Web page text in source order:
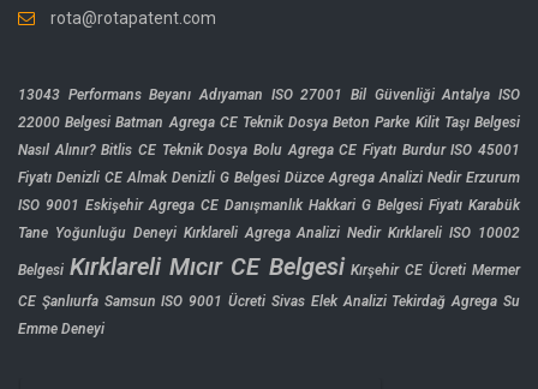
rota@rotapatent.com
13043 Performans Beyanı Adıyaman ISO 27001 Bil Güvenliği Antalya ISO
22000 Belgesi Batman Agrega CE Teknik Dosya Beton Parke Kilit Taşı Belgesi
Nasıl Alınır? Bitlis CE Teknik Dosya Bolu Agrega CE Fiyatı Burdur ISO 45001
Fiyatı Denizli CE Almak Denizli G Belgesi Düzce Agrega Analizi Nedir Erzurum
ISO 9001 Eskişehir Agrega CE Danışmanlık Hakkari G Belgesi Fiyatı Karabük
Tane Yoğunluğu Deneyi Kırklareli Agrega Analizi Nedir Kırklareli ISO 10002
Belgesi Kırklareli Mıcır CE Belgesi Kırşehir CE Ücreti Mermer
CE Şanlıurfa Samsun ISO 9001 Ücreti Sivas Elek Analizi Tekirdağ Agrega Su
Emme Deneyi